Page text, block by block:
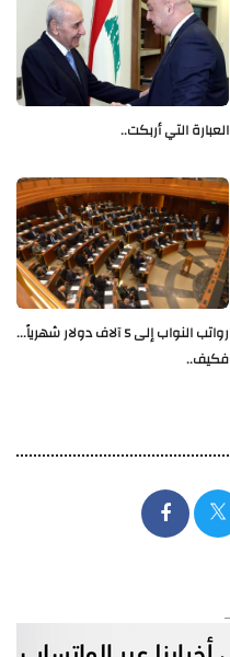
العبارة التي أربكت..
رواتب النواب إلى 5 آلاف دولار شهرياً...
فكيف..